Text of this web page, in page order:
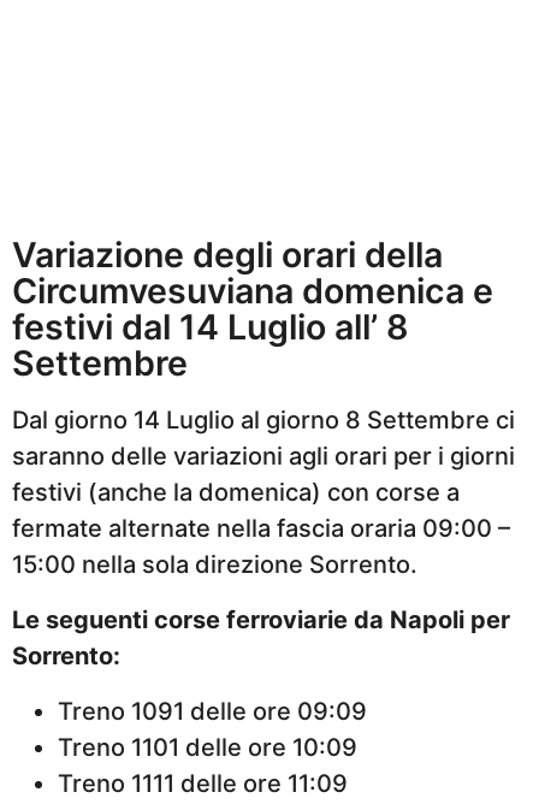
Variazione degli orari della
Circumvesuviana domenica e
festivi dal 14 Luglio all’ 8
Settembre
Dal giorno 14 Luglio al giorno 8 Settembre ci
saranno delle variazioni agli orari per i giorni
festivi (anche la domenica) con corse a
fermate alternate nella fascia oraria 09:00 –
15:00 nella sola direzione Sorrento.
Le seguenti corse ferroviarie da Napoli per
Sorrento:
Treno 1091 delle ore 09:09
Treno 1101 delle ore 10:09
Treno 1111 delle ore 11:09